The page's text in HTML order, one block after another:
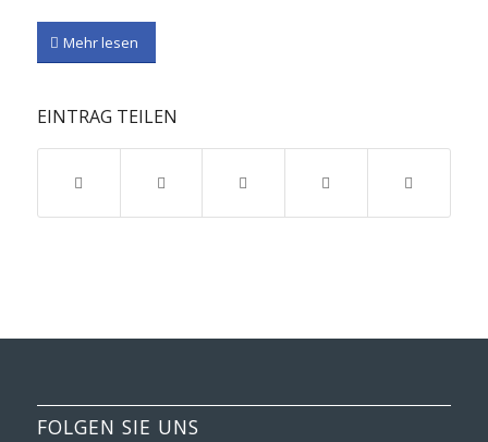
Mehr lesen
EINTRAG TEILEN
FOLGEN SIE UNS